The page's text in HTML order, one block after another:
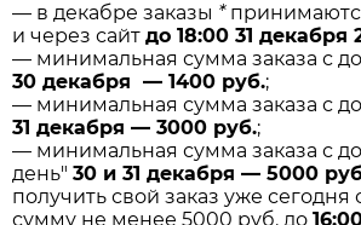
— в декабре заказы *
и через сайт до 18:00 31 декабря
— минимальная сумма заказа с
30 декабря — 1400 руб.;
— минимальная сумма заказа с
31 декабря — 3000 руб.;
— минимальная сумма заказа с
день" 30 и 31 декабря — 5000
получить свой заказ уже
сумму не менее 5000 руб. до